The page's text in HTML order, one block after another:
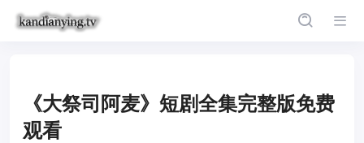
《大祭司阿麦》短剧全集完整版免费
观看